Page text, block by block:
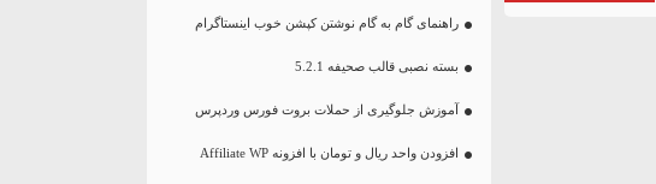
راهنمای گام به گام نوشتن کپشن خوب اینستاگرام
بسته نصبی قالب صحیفه 5.2.1
آموزش جلوگیری از حملات بروت فورس وردپرس
افزودن واحد ریال و تومان با افزونه Affiliate WP